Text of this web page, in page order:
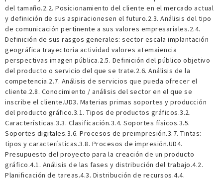
del tamaño.2.2. Posicionamiento del cliente en el mercado actual
y definición de sus aspiracionesen el futuro.2.3. Análisis del tipo
de comunicación pertinente a sus valores empresariales.2.4.
Definición de sus rasgos generales: sector escala implantación
geográfica trayectoria actividad valores aTemaiencia
perspectivas imagen pública.2.5. Definición del público objetivo
del producto o servicio del que se trate.2.6. Análisis de la
competencia.2.7. Análisis de servicios que pueda ofrecer el
cliente.2.8. Conocimiento / análisis del sector en el que se
inscribe el cliente.UD3. Materias primas soportes y producción
del producto gráfico.3.1. Tipos de productos gráficos.3.2.
Características.3.3. Clasificación.3.4. Soportes físicos.3.5.
Soportes digitales.3.6. Procesos de preimpresión.3.7. Tintas:
tipos y características.3.8. Procesos de impresión.UD4.
Presupuesto del proyecto para la creación de un producto
gráfico.4.1. Análisis de las fases y distribución del trabajo.4.2.
Planificación de tareas.4.3. Distribución de recursos.4.4.